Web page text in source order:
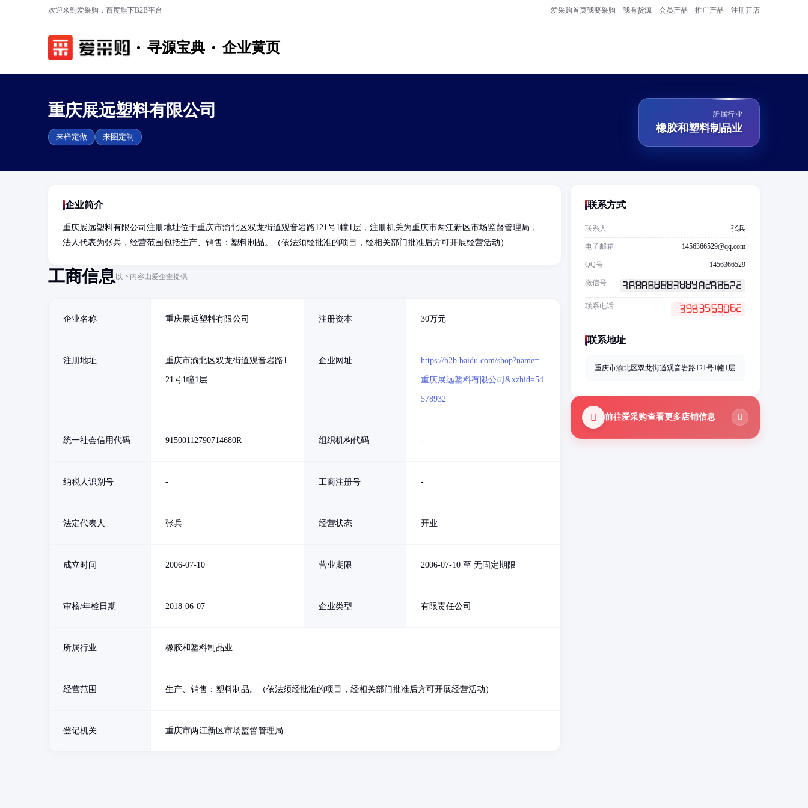
欢迎来到爱采购，百度旗下B2B平台 爱采购首页我要采购 我有货源 会员产品 推广产品 注册开店
寻源宝典 企业黄页
重庆展远塑料有限公司
来样定做 来图定制
所属行业
橡胶和塑料制品业
企业简介
重庆展远塑料有限公司注册地址位于重庆市渝北区双龙街道观音岩路121号1幢1层，注册机关为重庆市两江新区市场监督管理局，
法人代表为张兵，经营范围包括生产、销售：塑料制品。（依法须经批准的项目，经相关部门批准后方可开展经营活动）
工商信息以下内容由爱企查提供
企业名称 重庆展远塑料有限公司 注册资本 30万元
注册地址 重庆市渝北区双龙街道观音岩路1
21号1幢1层
企业网址 https://b2b.baidu.com/shop?name=
重庆展远塑料有限公司&xzhid=54
578932
统一社会信用代码 91500112790714680R 组织机构代码 -
纳税人识别号 - 工商注册号 -
法定代表人 张兵 经营状态 开业
成立时间 2006-07-10 营业期限 2006-07-10 至 无固定期限
审核/年检日期 2018-06-07 企业类型 有限责任公司
所属行业 橡胶和塑料制品业
经营范围 生产、销售：塑料制品。（依法须经批准的项目，经相关部门批准后方可开展经营活动）
登记机关 重庆市两江新区市场监督管理局
联系方式
联系人 张兵
电子邮箱 1456366529@qq.com
QQ号 1456366529
微信号
联系电话
联系地址
重庆市渝北区双龙街道观音岩路121号1幢1层
前往爱采购查看更多店铺信息